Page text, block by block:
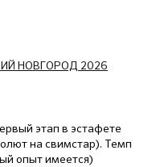
НОВГОРОД 2026
этап в эстафете
на свимстар). Темп
опыт имеется)